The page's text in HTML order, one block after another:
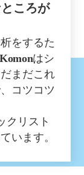
ころが
をするた
はシ
まだこれ
コツコツ
クリスト
います。